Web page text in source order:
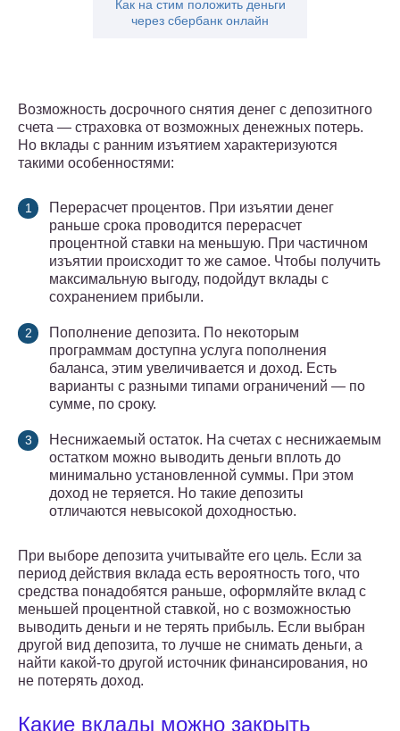
Как на стим положить деньги
через сбербанк онлайн
Возможность досрочного снятия денег с депозитного
счета — страховка от возможных денежных потерь.
Но вклады с ранним изъятием характеризуются
такими особенностями:
Перерасчет процентов. При изъятии денег
раньше срока проводится перерасчет
процентной ставки на меньшую. При частичном
изъятии происходит то же самое. Чтобы получить
максимальную выгоду, подойдут вклады с
сохранением прибыли.
Пополнение депозита. По некоторым
программам доступна услуга пополнения
баланса, этим увеличивается и доход. Есть
варианты с разными типами ограничений — по
сумме, по сроку.
Неснижаемый остаток. На счетах с неснижаемым
остатком можно выводить деньги вплоть до
минимально установленной суммы. При этом
доход не теряется. Но такие депозиты
отличаются невысокой доходностью.
При выборе депозита учитывайте его цель. Если за
период действия вклада есть вероятность того, что
средства понадобятся раньше, оформляйте вклад с
меньшей процентной ставкой, но с возможностью
выводить деньги и не терять прибыль. Если выбран
другой вид депозита, то лучше не снимать деньги, а
найти какой-то другой источник финансирования, но
не потерять доход.
Какие вклады можно закрыть